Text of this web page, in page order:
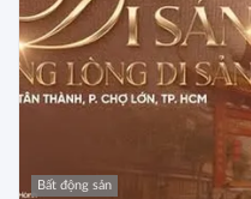
Bất động sản